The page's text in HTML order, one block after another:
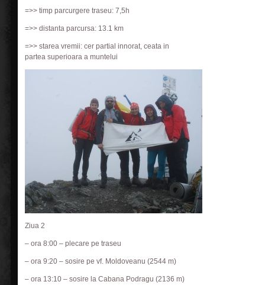
=>> timp parcurgere traseu: 7,5h
=>> distanta parcursa: 13.1 km
=>> starea vremii: cer partial innorat, ceata in
partea superioara a muntelui
Ziua 2
– ora 8:00 – plecare pe traseu
– ora 9:20 – sosire pe vf. Moldoveanu (2544 m)
– ora 13:10 – sosire la Cabana Podragu (2136 m)